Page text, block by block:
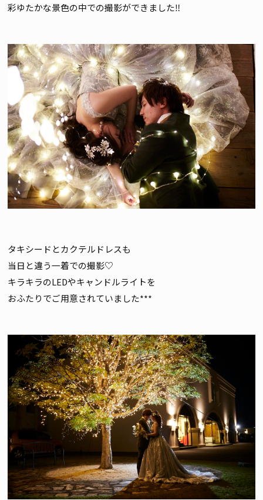
彩ゆたかな景色の中での撮影ができました‼
タキシードとカクテルドレスも
当日と違う一着での撮影♡
キラキラのLEDやキャンドルライトを
おふたりでご用意されていました***